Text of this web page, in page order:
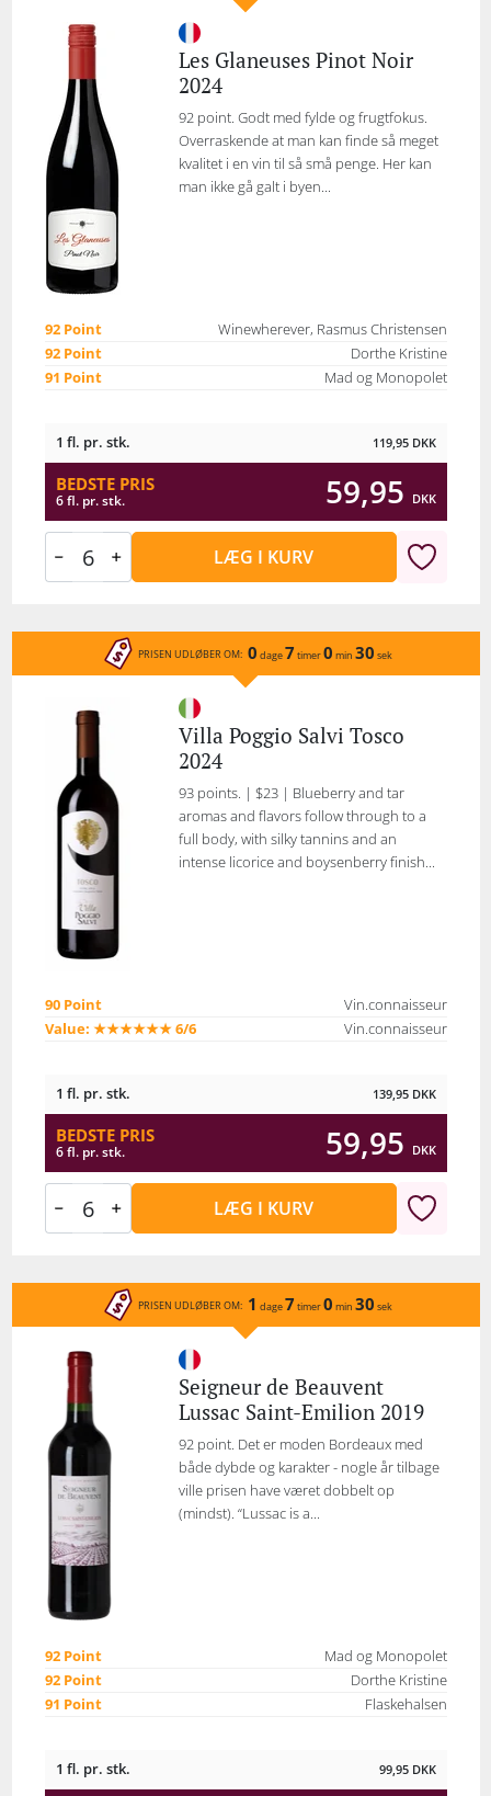
Les Glaneuses Pinot Noir
2024
92 point. Godt med fylde og frugtfokus.
Overraskende at man kan finde så meget
kvalitet i en vin til så små penge. Her kan
man ikke gå galt i byen...
92 Point
Winewherever, Rasmus Christensen
92 Point
Dorthe Kristine
91 Point
Mad og Monopolet
1 fl. pr. stk. 119,95 DKK
BEDSTE PRIS
6 fl. pr. stk. 59,95 DKK
LÆG I KURV
PRISEN UDLØBER OM: 0 dage7 timer0 min 30 sek
Villa Poggio Salvi Tosco
2024
93 points. | $23 | Blueberry and tar
aromas and flavors follow through to a
full body, with silky tannins and an
intense licorice and boysenberry finish...
90 Point
Vin.connaisseur
Value: ★★★★★★ 6/6
Vin.connaisseur
1 fl. pr. stk. 139,95 DKK
BEDSTE PRIS
6 fl. pr. stk. 59,95 DKK
LÆG I KURV
PRISEN UDLØBER OM: 1 dage7 timer0 min 30 sek
Seigneur de Beauvent
Lussac Saint-Emilion 2019
92 point. Det er moden Bordeaux med
både dybde og karakter - nogle år tilbage
ville prisen have været dobbelt op
(mindst). “Lussac is a...
92 Point
Mad og Monopolet
92 Point
Dorthe Kristine
91 Point
Flaskehalsen
1 fl. pr. stk. 99,95 DKK